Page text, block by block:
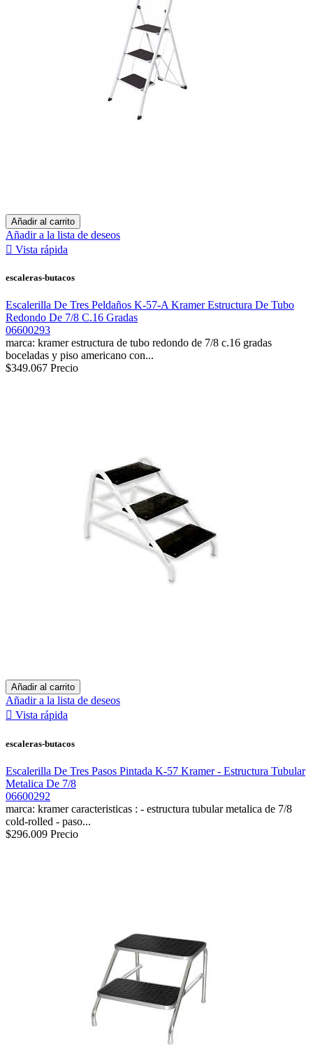
Añadir al carrito
Añadir a la lista de deseos
 Vista rápida
escaleras-butacos
Escalerilla De Tres Peldaños K-57-A Kramer Estructura De Tubo
Redondo De 7/8 C.16 Gradas
06600293
marca: kramer estructura de tubo redondo de 7/8 c.16 gradas
boceladas y piso americano con...
$349.067 Precio
Añadir al carrito
Añadir a la lista de deseos
 Vista rápida
escaleras-butacos
Escalerilla De Tres Pasos Pintada K-57 Kramer - Estructura Tubular
Metalica De 7/8
06600292
marca: kramer caracteristicas : - estructura tubular metalica de 7/8
cold-rolled - paso...
$296.009 Precio